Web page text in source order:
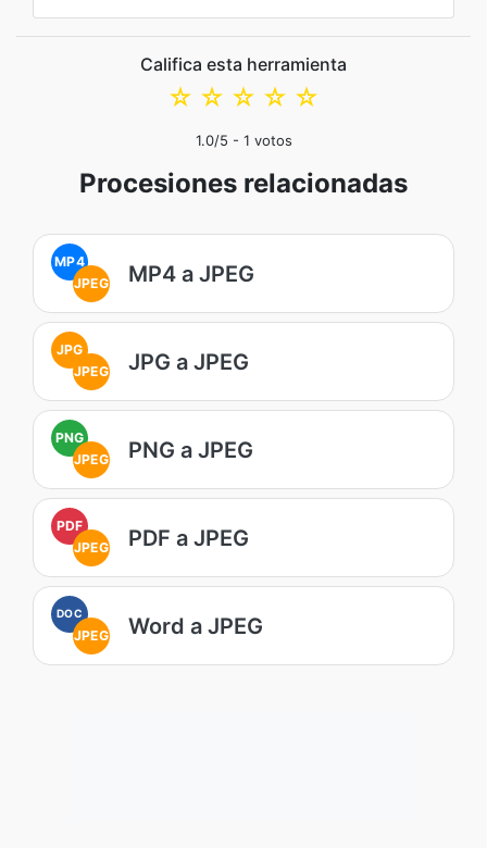
Califica esta herramienta
☆
☆
☆
☆
☆
1.0/5 - 1 votos
Procesiones relacionadas
MP4
JPEG
MP4 a JPEG
JPG
JPEG
JPG a JPEG
PNG
JPEG
PNG a JPEG
PDF
JPEG
PDF a JPEG
DOC
JPEG Word a JPEG